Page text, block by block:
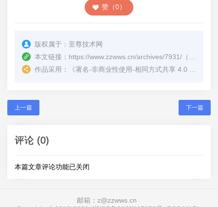
赞（0）
版权属于： 至尊技术网
本文链接： https://www.zzwws.cn/archives/7931/ （转载时请注明本文出处及文章链接）
作品采用：
《署名-非商业性使用-相同方式共享 4.0 国际 (CC BY-NC-SA 4.0)
上一篇 下一篇
评论 (0)
本篇文章评论功能已关闭
邮箱：z@zzwws.cn